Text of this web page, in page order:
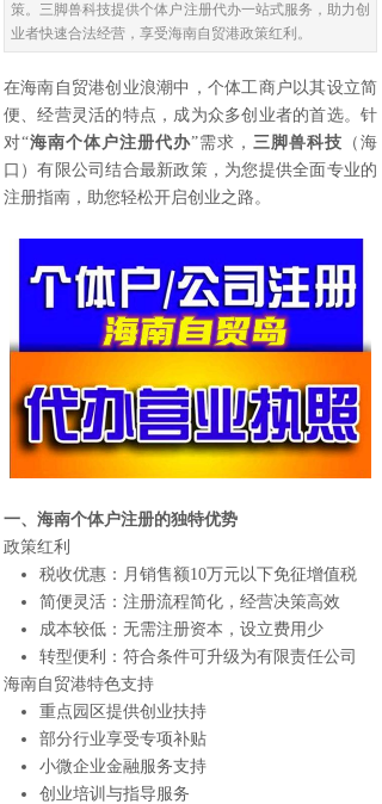
策。三脚兽科技提供个体户注册代办一站式服务，助力创
业者快速合法经营，享受海南自贸港政策红利。
在海南自贸港创业浪潮中，个体工商户以其设立简
便、经营灵活的特点，成为众多创业者的首选。针
对“海南个体户注册代办”需求， 三脚兽科技 （海
口）有限公司结合最新政策，为您提供全面专业的
注册指南，助您轻松开启创业之路。
一、 海南个体户注册的独特优势
政策红利
税收优惠：月销售额10万元以下免征增值税
简便灵活：注册流程简化，经营决策高效
成本较低：无需注册资本，设立费用少
转型便利：符合条件可升级为有限责任公司
海南自贸港特色支持
重点园区提供创业扶持
部分行业享受专项补贴
小微企业金融服务支持
创业培训与指导服务